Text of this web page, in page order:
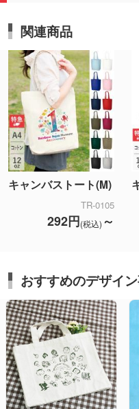
関連商品
キャンバストート(M)
TR-0105
292円(税込) ～
おすすめのデザイ